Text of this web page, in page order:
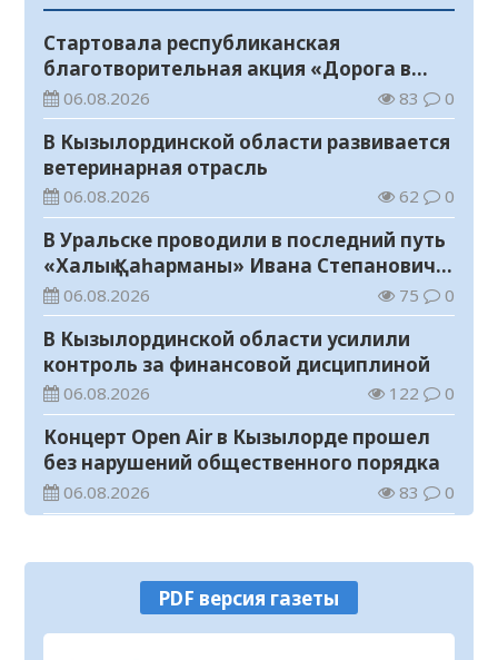
Стартовала республиканская
благотворительная акция «Дорога в
школу»
06.08.2026 83 0
В Кызылординской области развивается
ветеринарная отрасль
06.08.2026 62 0
В Уральске проводили в последний путь
«Халық Қаһарманы» Ивана Степановича
Гапича
06.08.2026 75 0
В Кызылординской области усилили
контроль за финансовой дисциплиной
06.08.2026 122 0
Концерт Open Air в Кызылорде прошел
без нарушений общественного порядка
06.08.2026 83 0
конкурс видеороликов о семейных
ценностях и Конституции
06.08.2026
Соблюдение правил пожарной
PDF версия газеты